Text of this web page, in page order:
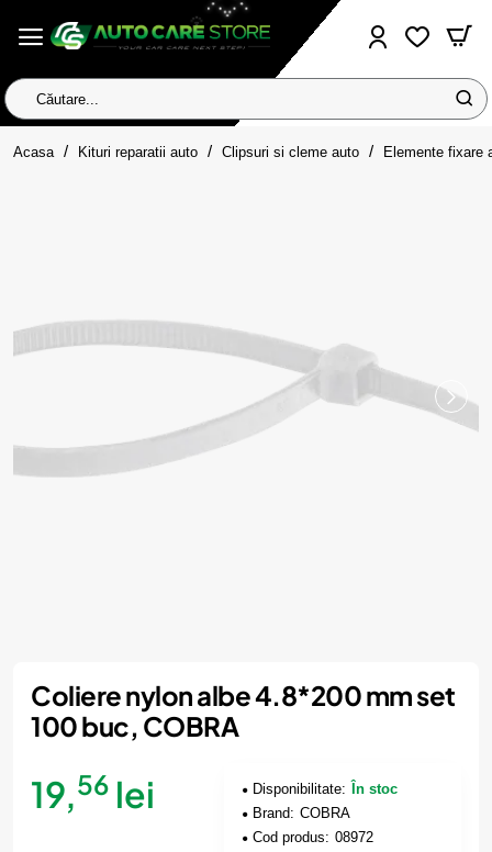
Căutare...
Acasa homeKituri reparatii auto Clipsuri si cleme auto Elemente fixare
Coliere nylon albe 4.8*200 mm set
100 buc, COBRA
19,56 lei Disponibilitate:
În stoc
Brand: COBRA
Cod produs: 08972